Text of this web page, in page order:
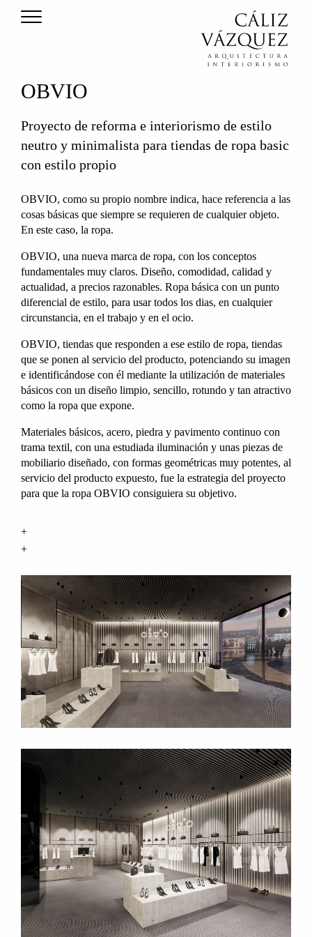
OBVIO
Proyecto de reforma e interiorismo de estilo
neutro y minimalista para tiendas de ropa basic
con estilo propio
OBVIO, como su propio nombre indica, hace referencia a las
cosas básicas que siempre se requieren de cualquier objeto.
En este caso, la ropa.
OBVIO, una nueva marca de ropa, con los conceptos
fundamentales muy claros. Diseño, comodidad, calidad y
actualidad, a precios razonables. Ropa básica con un punto
diferencial de estilo, para usar todos los dias, en cualquier
circunstancia, en el trabajo y en el ocio.
OBVIO, tiendas que responden a ese estilo de ropa, tiendas
que se ponen al servicio del producto, potenciando su imagen
e identificándose con él mediante la utilización de materiales
básicos con un diseño limpio, sencillo, rotundo y tan atractivo
como la ropa que expone.
Materiales básicos, acero, piedra y pavimento continuo con
trama textil, con una estudiada iluminación y unas piezas de
mobiliario diseñado, con formas geométricas muy potentes, al
servicio del producto expuesto, fue la estrategia del proyecto
para que la ropa OBVIO consiguiera su objetivo.